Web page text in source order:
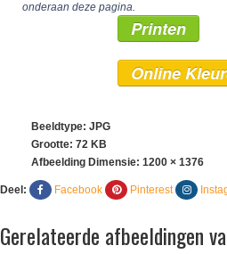
onderaan deze pagina.
Printen
Online
Beeldtype: JPG
Grootte: 72 KB
Afbeelding Dimensie: 1200 × 1376
Deel: Facebook Pinterest
Gerelateerde afbeeldingen